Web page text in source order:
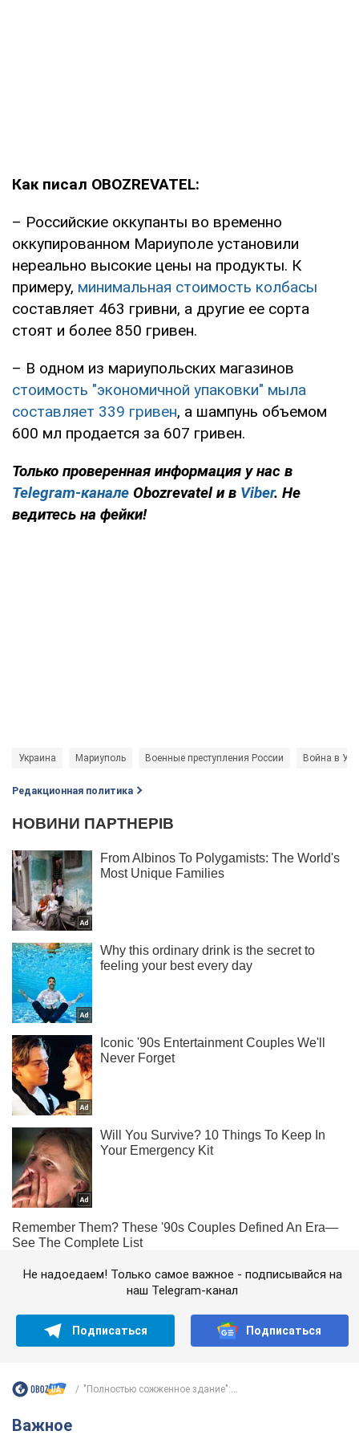
Как писал OBOZREVATEL:
– Российские оккупанты во временно
оккупированном Мариуполе установили
нереально высокие цены на продукты. К
примеру, минимальная стоимость колбасы
составляет 463 гривни, а другие ее сорта
стоят и более 850 гривен.
– В одном из мариупольских магазинов
стоимость "экономичной упаковки" мыла
составляет 339 гривен, а шампунь объемом
600 мл продается за 607 гривен.
Только проверенная информация у нас в
Telegram-канале Obozrevatel и в Viber. Не
ведитесь на фейки!
Украина Мариуполь Военные преступления России Война в
Редакционная политика
Не надоедаем! Только самое важное - подписывайся на
наш Telegram-канал
Подписаться Подписаться
"Полностью сожженное здание":...
Важное